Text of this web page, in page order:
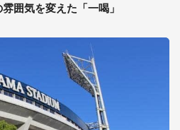
囲気を変えた「一喝」